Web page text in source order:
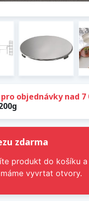
objednávky nad 7
zdarma
produkt do košíku
vyvrtat otvory.